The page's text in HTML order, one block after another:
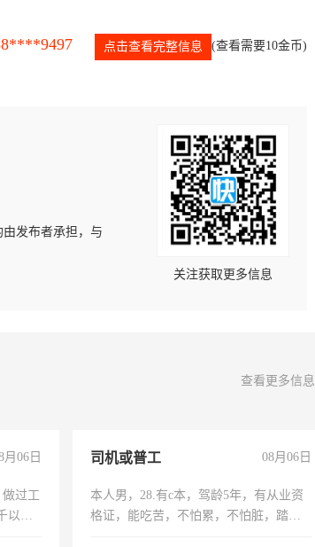
点击查看完整信息 (查看需要10金币)
发布者承担，与
关注获取更多信息
查看更多信息
月06日
过工
以
司机或普工 08月06日
本人男，28.有c本，驾龄5年，有从业资
格证，能吃苦，不怕累，不怕脏，踏